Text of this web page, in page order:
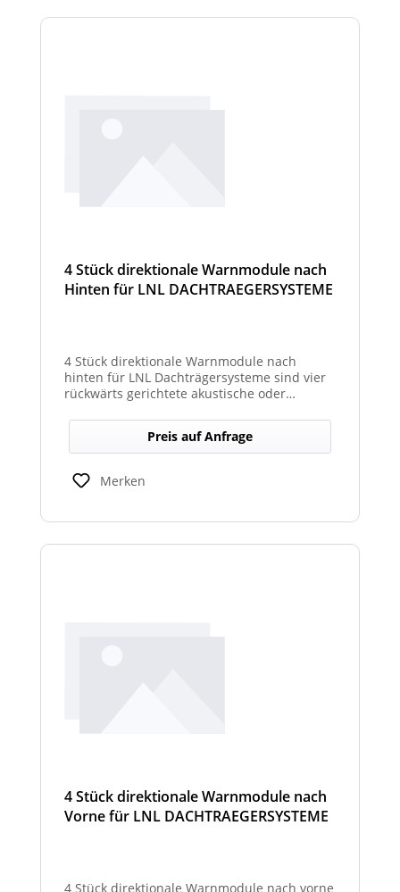
4 Stück direktionale Warnmodule nach
Hinten für LNL DACHTRAEGERSYSTEME
4 Stück direktionale Warnmodule nach
hinten für LNL Dachträgersysteme sind vier
rückwärts gerichtete akustische oder
montiert werden, um gezielte Warnsignale
nach hinten auszugeben. Sie verbessern die
Sicht‑ und Hörbarkeit von Warnhinweisen im
Heckbereich und erhöhen so die Sicherheit
bei Rückwärts‑ oder Einsatzfahrten.
Preis auf Anfrage
Merken
4 Stück direktionale Warnmodule nach
Vorne für LNL DACHTRAEGERSYSTEME
4 Stück direktionale Warnmodule nach vorne